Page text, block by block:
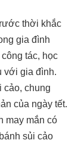
thời khắc
gia đình
tác, học
với gia đình.
cảo, chung
của ngày tết.
may mắn có
sủi cảo